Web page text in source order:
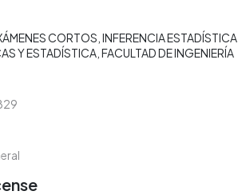
CORTOS INFERENCIA ESTADÍSTICA
Y ESTADÍSTICA FACULTAD DE INGENIERÍA